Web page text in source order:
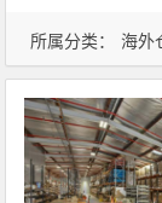
所属分类： 海外